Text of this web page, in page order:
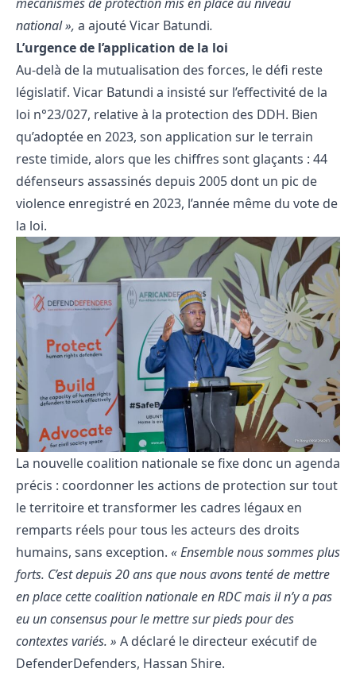
national », a ajouté Vicar Batundi.
L’urgence de l’application de la loi
Au-delà de la mutualisation des forces, le défi reste
législatif. Vicar Batundi a insisté sur l’effectivité de la
loi n°23/027, relative à la protection des DDH. Bien
qu’adoptée en 2023, son application sur le terrain
reste timide, alors que les chiffres sont glaçants : 44
défenseurs assassinés depuis 2005 dont un pic de
violence enregistré en 2023, l’année même du vote de
la loi.
La nouvelle coalition nationale se fixe donc un agenda
précis : coordonner les actions de protection sur tout
le territoire et transformer les cadres légaux en
remparts réels pour tous les acteurs des droits
humains, sans exception. « Ensemble nous sommes plus
forts. C’est depuis 20 ans que nous avons tenté de mettre
en place cette coalition nationale en RDC mais il n’y a pas
eu un consensus pour le mettre sur pieds pour des
contextes variés. » A déclaré le directeur exécutif de
DefenderDefenders, Hassan Shire.